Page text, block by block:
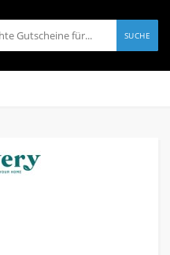
SUCHE